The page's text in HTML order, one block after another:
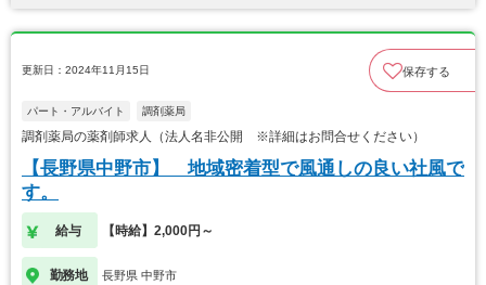
更新日：2024年11月15日 保存する
パート・アルバイト 調剤薬局
調剤薬局の薬剤師求人（法人名非公開 ※詳細はお問合せください）
【長野県中野市】 地域密着型で風通しの良い社風で
す。
給与 【時給】2,000円～
勤務地 長野県 中野市